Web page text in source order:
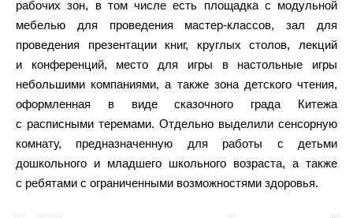
рабочих зон, в том числе есть площадка с модульной
мебелью для проведения мастер-классов, зал для
проведения презентации книг, круглых столов, лекций
и конференций, место для игры в настольные игры
небольшими компаниями, а также зона детского чтения,
оформленная в виде сказочного града Китежа
с расписными теремами. Отдельно выделили сенсорную
комнату, предназначенную для работы с детьми
дошкольного и младшего школьного возраста, а также
с ребятами с ограниченными возможностями здоровья.